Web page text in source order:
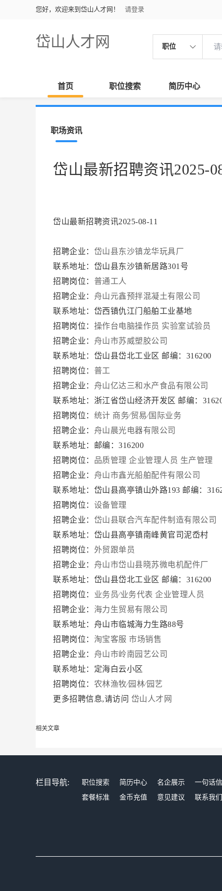
您好，欢迎来到岱山人才网！ 请登录
岱山人才网 职位
首页 职位搜索 简历中心
职场资讯
岱山最新招聘资讯2025-
岱山最新招聘资讯2025-08-11
招聘企业： 岱山县东沙镇龙华玩具厂
联系地址：岱山县东沙镇新居路301号
招聘岗位： 普通工人
招聘企业： 舟山元鑫预拌混凝土有限公司
联系地址：岱西镇仇江门船舶工业基地
招聘岗位： 操作台电脑操作员 实验室试验员
招聘企业： 舟山市苏威塑胶公司
联系地址：岱山县岱北工业区 邮编：316200
招聘岗位： 普工
招聘企业： 舟山亿达三和水产食品有限公司
联系地址：浙江省岱山经济开发区 邮编：
招聘岗位： 统计 商务∕贸易∕国际业务
招聘企业： 舟山晨光电器有限公司
联系地址：邮编：316200
招聘岗位： 品质管理 企业管理人员 生产管理
招聘企业： 舟山市鑫光船舶配件有限公司
联系地址：岱山县高亭镇山外路193 邮编：
招聘岗位： 设备管理
招聘企业： 岱山县联合汽车配件制造有限公司
联系地址：岱山县高亭镇南峰黄官司泥岙村
招聘岗位： 外贸跟单员
招聘企业： 舟山市岱山县晓苏微电机配件厂
联系地址：岱山县岱北工业区 邮编：316200
招聘岗位： 业务员∕业务代表 企业管理人员
招聘企业： 海力生贸易有限公司
联系地址：舟山市临城海力生路88号
招聘岗位： 淘宝客服 市场销售
招聘企业： 舟山市岭南园艺公司
联系地址：定海白云小区
招聘岗位： 农林渔牧∕园林∕园艺
更多招聘信息,请访问 岱山人才网
相关文章
栏目导航: 职位搜索 简历中心 名企展示
一句话
套餐标准
金币充值 意见建议 联系我们